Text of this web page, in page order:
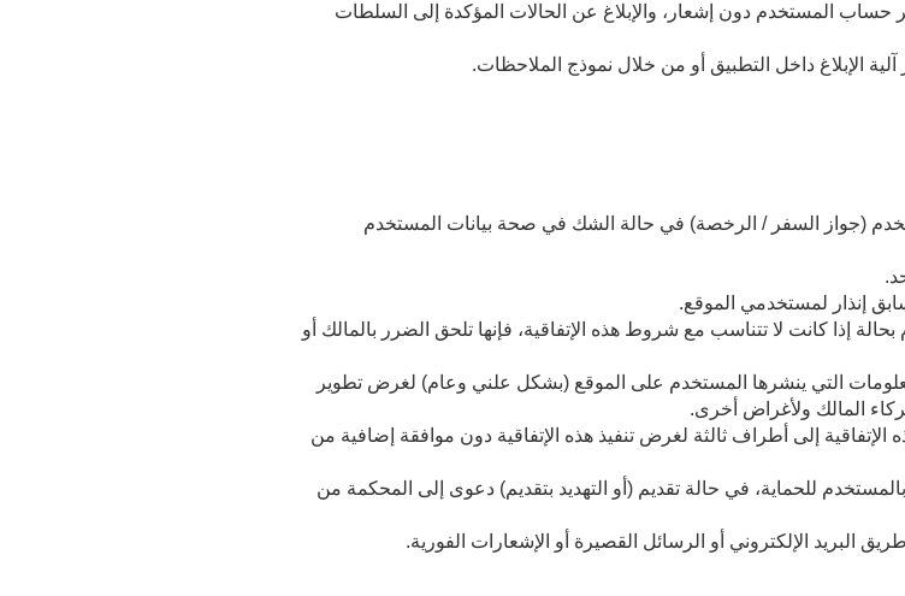
حساب المستخدم دون إشعار، والإبلاغ عن الحالات المؤكدة إلى السلطات
الإبلاغ داخل التطبيق أو من خلال نموذج الملاحظات.
(جواز السفر / الرخصة) في حالة الشك في صحة بيانات المستخدم
إنذار لمستخدمي الموقع.
إذا كانت لا تتناسب مع شروط هذه الإتفاقية، فإنها تلحق الضرر بالمالك أو
التي ينشرها المستخدم على الموقع (بشكل علني وعام) لغرض تطوير
المالك ولأغراض أخرى.
إلى أطراف ثالثة لغرض تنفيذ هذه الإتفاقية دون موافقة إضافية من
للحماية، في حالة تقديم (أو التهديد بتقديم) دعوى إلى المحكمة من
البريد الإلكتروني أو الرسائل القصيرة أو الإشعارات الفورية.